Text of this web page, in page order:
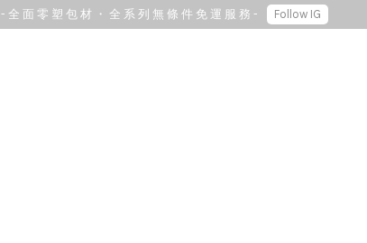
- 全 面 零 塑 包 材 ・ 全 系 列 無 條 件 免 運 服 務 - Follow IG